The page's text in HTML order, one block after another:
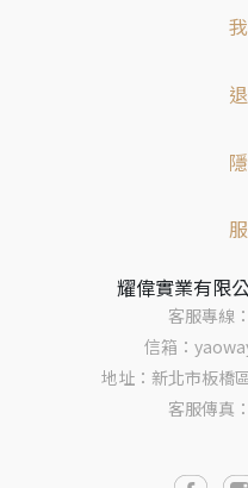
耀偉實業有限
客服專線
信箱：
地址：新北市板橋
客服傳真